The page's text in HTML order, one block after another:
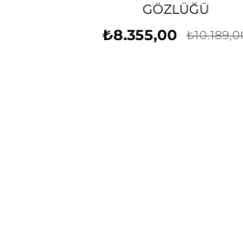
GÖZLÜĞÜ
₺8.355,00